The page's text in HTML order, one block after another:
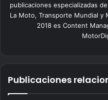
publicaciones especializadas
La Moto, Transporte Mundial y
2018 es Content
Publicaciones